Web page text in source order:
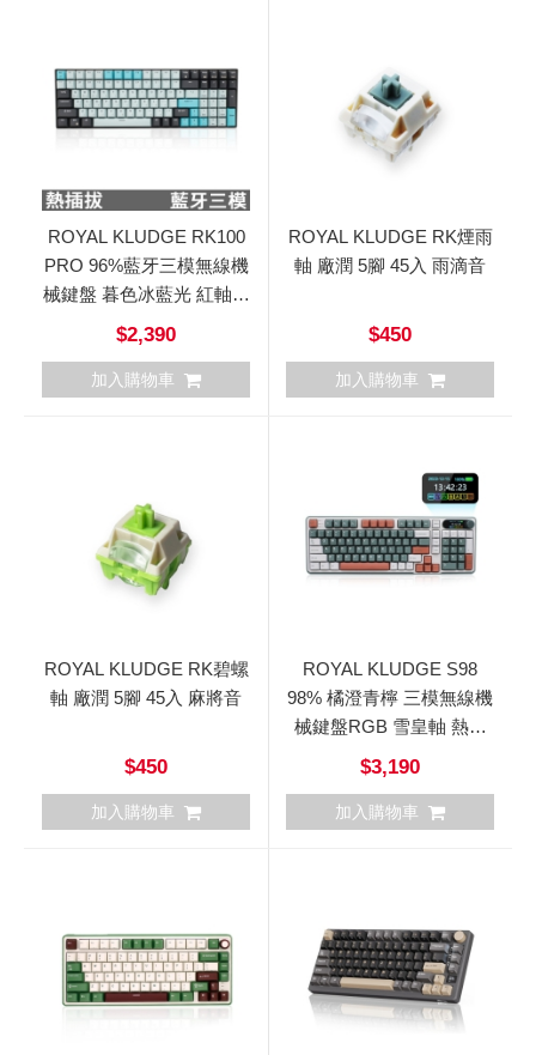
ROYAL KLUDGE RK100
PRO 96%藍牙三模無線機
械鍵盤 暮色冰藍光 紅軸中
文
$2,390
加入購物車
ROYAL KLUDGE RK煙雨
軸 廠潤 5腳 45入 雨滴音
$450
加入購物車
ROYAL KLUDGE RK碧螺
軸 廠潤 5腳 45入 麻將音
$450
加入購物車
ROYAL KLUDGE S98
98% 橘澄青檸 三模無線機
械鍵盤RGB 雪皇軸 熱插
拔 中文
$3,190
加入購物車